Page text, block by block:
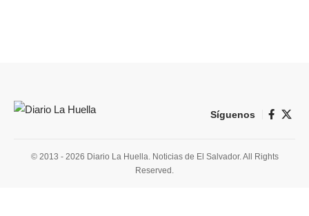
Síguenos
© 2013 - 2026 Diario La Huella. Noticias de El Salvador. All Rights
Reserved.